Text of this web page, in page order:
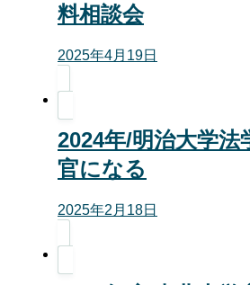
料相談会
2025年4月19日
2024年/明治大学法
官になる
2025年2月18日